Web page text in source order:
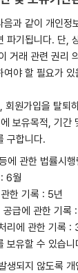
과 같이 개인정
파기됩니다. 단,
거래 관련 권리
여야 할 필요가
회원가입을 탈퇴
보유목적, 기간
구합니다.
에 관한 법률시
6월
한 기록 : 5년
급에 관한 기록
리에 관한 기록 :
보유할 수 있습니
생되지 않도록